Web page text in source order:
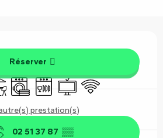
Réserver
Lave lingeLave vaisselle
Télévision
WiFi
prestation(s)
02 51 37 87 ▒▒